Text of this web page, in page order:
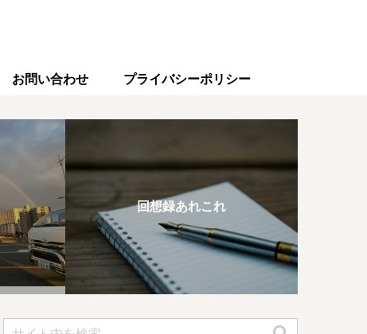
お問い合わせ プライバシーポリシー
回想録あれこれ